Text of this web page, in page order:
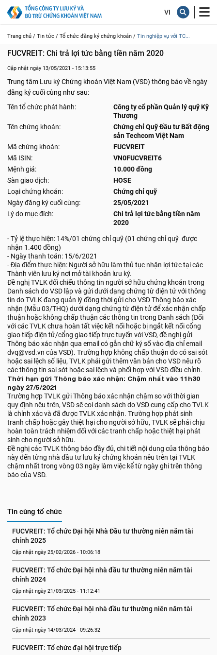
Trang chủ / Tin tức / Tổ chức đăng ký chứng khoán / Tin nghiệp vụ với TC...
FUCVREIT: Chi trả lợi tức bằng tiền năm 2020
Cập nhật ngày 13/05/2021 - 15:13:55
Trung tâm Lưu ký Chứng khoán Việt Nam (VSD) thông báo về ngày
đăng ký cuối cùng như sau:
Tên tổ chức phát hành:
Công ty cổ phần Quản lý quỹ Kỹ
Thương
Tên chứng khoán:
Chứng chỉ Quỹ Đầu tư Bất động
sản Techcom Việt Nam
Mã chứng khoán:
FUCVREIT
Mã ISIN:
VN0FUCVREIT6
Mệnh giá:
10.000 đồng
Sàn giao dịch:
HOSE
Loại chứng khoán:
Chứng chỉ quỹ
Ngày đăng ký cuối cùng:
25/05/2021
Lý do mục đích:
Chi trả lợi tức bằng tiền năm
2020
- Tỷ lệ thực hiện: 14%/01 chứng chỉ quỹ (01 chứng chỉ quỹ được
nhận 1.400 đồng)
- Ngày thanh toán: 15/6/2021
- Địa điểm thực hiện: Người sở hữu làm thủ tục nhận lợi tức tại các
Thành viên lưu ký nơi mở tài khoản lưu ký.
Đề nghị TVLK đối chiếu thông tin người sở hữu chứng khoán trong
Danh sách do VSD lập và gửi dưới dạng chứng từ điện tử với thông
tin do TVLK đang quản lý đồng thời gửi cho VSD Thông báo xác
nhận (Mẫu 03/THQ) dưới dạng chứng từ điện tử để xác nhận chấp
thuận hoặc không chấp thuận các thông tin trong Danh sách (Đối
với các TVLK chưa hoàn tất việc kết nối hoặc bị ngắt kết nối cổng
giao tiếp điện tử/cổng giao tiếp trực tuyến với VSD, đề nghị gửi
Thông báo xác nhận qua email có gắn chữ ký số vào địa chỉ email
dvq@vsd.vn của VSD). Trường hợp không chấp thuận do có sai sót
hoặc sai lệch số liệu, TVLK phải gửi thêm văn bản cho VSD nêu rõ
các thông tin sai sót hoặc sai lệch và phối hợp với VSD điều chỉnh.
Thời hạn gửi Thông báo xác nhận: Chậm nhất vào 11h30
ngày 27/5/2021
Trường hợp TVLK gửi Thông báo xác nhận chậm so với thời gian
quy định nêu trên, VSD sẽ coi danh sách do VSD cung cấp cho TVLK
là chính xác và đã được TVLK xác nhận. Trường hợp phát sinh
tranh chấp hoặc gây thiệt hại cho người sở hữu, TVLK sẽ phải chịu
hoàn toàn trách nhiệm đối với các tranh chấp hoặc thiệt hại phát
sinh cho người sở hữu.
Đề nghị các TVLK thông báo đầy đủ, chi tiết nội dung của thông báo
này đến từng nhà đầu tư lưu ký chứng khoán nêu trên tại TVLK
chậm nhất trong vòng 03 ngày làm việc kể từ ngày ghi trên thông
báo của VSD.
Tin cùng tổ chức
FUCVREIT: Tổ chức Đại hội Nhà Đầu tư thường niên năm tài
chính 2025
Cập nhật ngày 25/02/2026 - 10:06:18
FUCVREIT: Tổ chức Đại hội nhà đầu tư thường niên năm tài
chính 2024
Cập nhật ngày 21/03/2025 - 11:12:41
FUCVREIT: Tổ chức Đại hội nhà đầu tư thường niên năm tài
chính 2023
Cập nhật ngày 14/03/2024 - 09:26:32
FUCVREIT: Tổ chức đại hội trực tiếp